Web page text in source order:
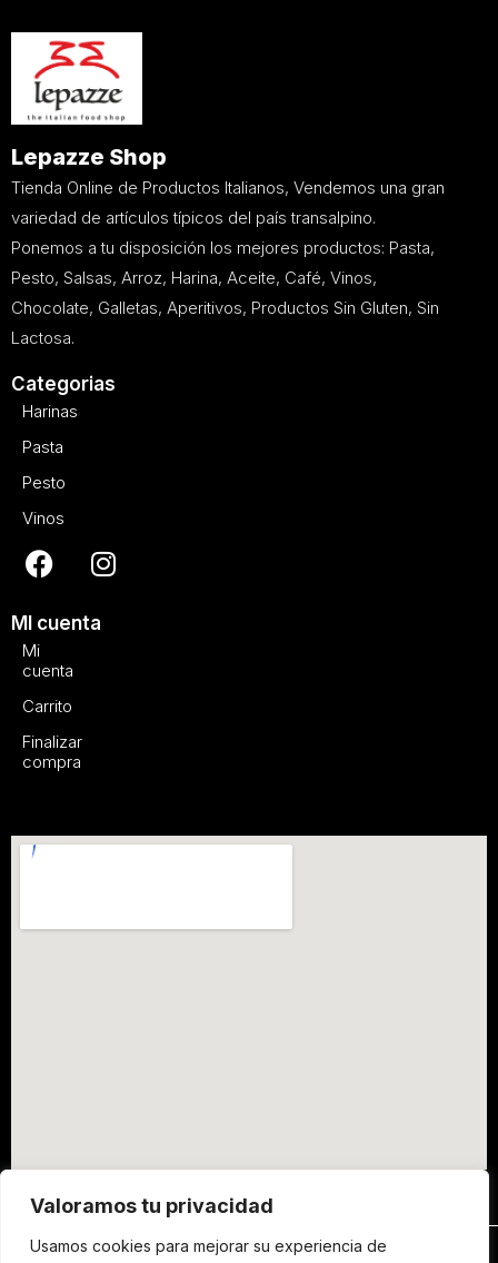
Valoramos tu privacidad
Usamos cookies para mejorar su experiencia de
Lepazze Shop
Tienda Online de Productos Italianos, Vendemos una gran
variedad de artículos típicos del país transalpino.
Ponemos a tu disposición los mejores productos: Pasta,
Pesto, Salsas, Arroz, Harina, Aceite, Café, Vinos,
Chocolate, Galletas, Aperitivos, Productos Sin Gluten, Sin
Lactosa.
Categorias
Harinas
Pasta
Pesto
Vinos
MI cuenta
Mi
cuenta
Carrito
Finalizar
compra